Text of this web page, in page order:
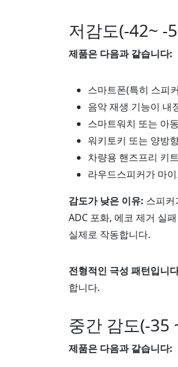
저감도(-42~ -
제품은 다음과 같습니다:
스마트폰(특히 스피
음악 재생 기능이 내
스마트워치 또는 아
워키토키 또는 양방
차량용 핸즈프리 키트
라우드스피커가 마
감도가 낮은 이유: 스피커
ADC 포화, 에코 제거 실
실제로 작동합니다.
전형적인 극성 패턴입니
합니다.
중간 감도(-35
제품은 다음과 같습니다: